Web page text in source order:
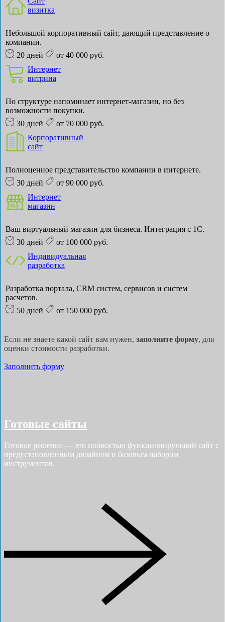
визитка
Небольшой корпоративный сайт, дающий представление о
компании.
20 дней
от 40 000 руб.
Интернет
витрина
По структуре напоминает интернет-магазин, но без
возможности покупки.
30 дней
от 70 000 руб.
Корпоративный
сайт
Полноценное представительство компании в интернете.
30 дней
от 90 000 руб.
Интернет
магазин
Ваш виртуальный магазин для бизнеса. Интеграция с 1С.
30 дней
от 100 000 руб.
Индивидуальная
разработка
Разработка портала, CRM систем, сервисов и систем
расчетов.
50 дней
от 150 000 руб.
Если не знаете какой сайт вам нужен, заполните форму, для
оценки стоимости разработки.
Заполнить форму
Готовые сайты
Готовое решение — это полностью функционирующий сайт с
предустановленным дизайном и базовым набором
инструментов.